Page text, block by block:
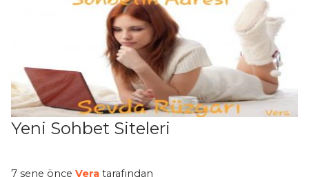
Yeni Sohbet Siteleri
7 sene önce Vera tarafından